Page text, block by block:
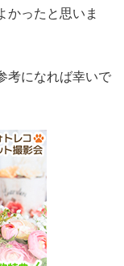
かったと思いま
考になれば幸いで